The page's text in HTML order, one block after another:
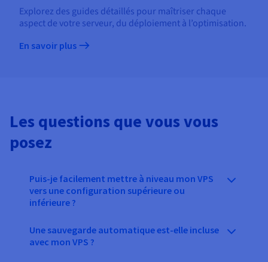
Explorez des guides détaillés pour maîtriser chaque
aspect de votre serveur, du déploiement à l’optimisation.
En savoir plus
Les questions que vous vous
posez
Puis-je facilement mettre à niveau mon VPS
vers une configuration supérieure ou
inférieure ?
Une sauvegarde automatique est-elle incluse
avec mon VPS ?